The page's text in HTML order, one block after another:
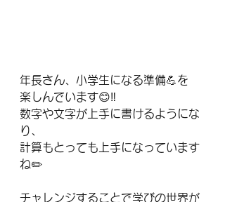
年長さん、小学生になる準備💪を
楽しんでいます😊‼️
数字や文字が上手に書けるようにな
り、
計算もとっても上手になっています
ね✏️
チャレンジすることで学びの世界が